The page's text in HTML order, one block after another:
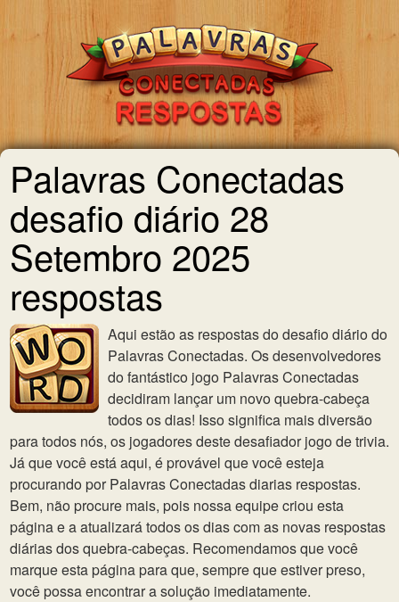
Palavras Conectadas
desafio diário 28
Setembro 2025
respostas
Aqui estão as respostas do desafio diário do
Palavras Conectadas. Os desenvolvedores
do fantástico jogo Palavras Conectadas
decidiram lançar um novo quebra-cabeça
todos os dias! Isso significa mais diversão
para todos nós, os jogadores deste desafiador jogo de trivia.
Já que você está aqui, é provável que você esteja
procurando por Palavras Conectadas diarias respostas.
Bem, não procure mais, pois nossa equipe criou esta
página e a atualizará todos os dias com as novas respostas
diárias dos quebra-cabeças. Recomendamos que você
marque esta página para que, sempre que estiver preso,
você possa encontrar a solução imediatamente.